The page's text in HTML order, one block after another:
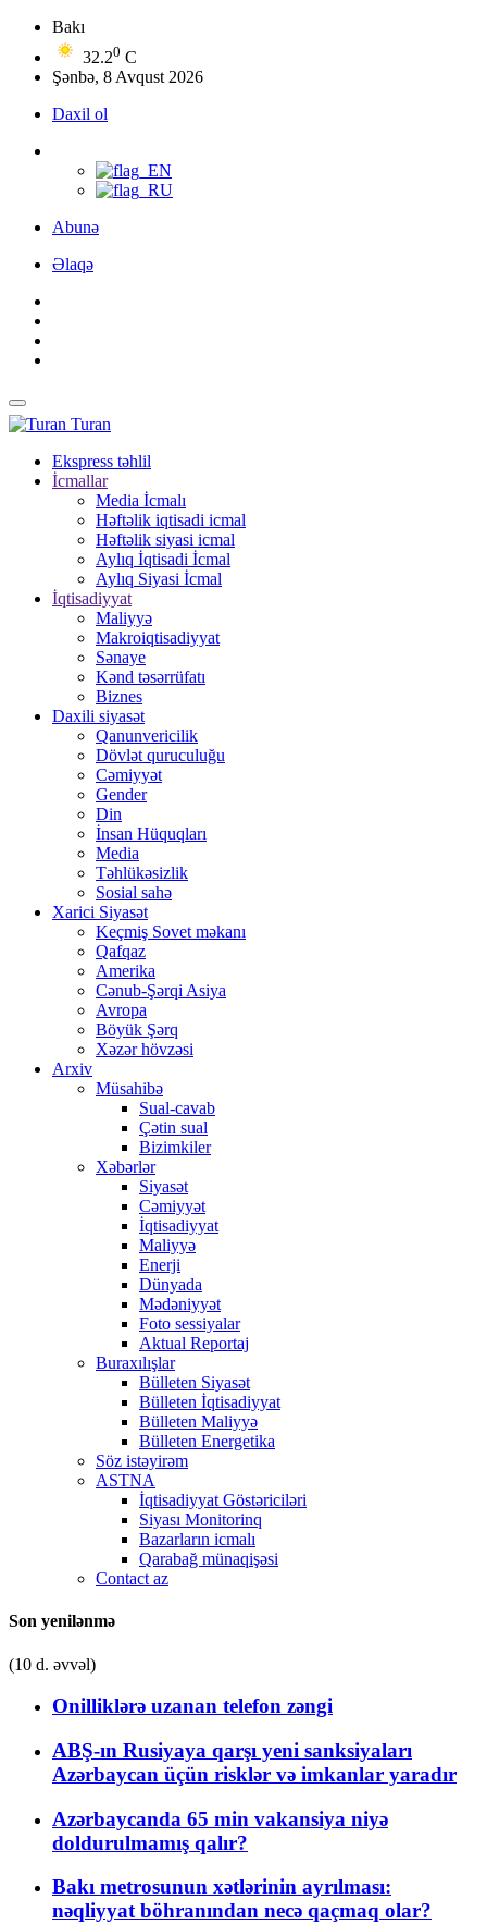
Bakı
32.20 C
Şənbə, 8 Avqust 2026
Daxil ol
Abunə
Əlaqə
Turan
Ekspress təhlil
İcmallar
Media İcmalı
Həftəlik iqtisadi icmal
Həftəlik siyasi icmal
Aylıq İqtisadi İcmal
Aylıq Siyasi İcmal
İqtisadiyyat
Maliyyə
Makroiqtisadiyyat
Sənaye
Kənd təsərrüfatı
Biznes
Daxili siyasət
Qanunvericilik
Dövlət quruculuğu
Cəmiyyət
Gender
Din
İnsan Hüquqları
Media
Təhlükəsizlik
Sosial sahə
Xarici Siyasət
Keçmiş Sovet məkanı
Qafqaz
Amerika
Cənub-Şərqi Asiya
Avropa
Böyük Şərq
Xəzər hövzəsi
Arxiv
Müsahibə
Sual-cavab
Çətin sual
Bizimkiler
Xəbərlər
Siyasət
Cəmiyyət
İqtisadiyyat
Maliyyə
Enerji
Dünyada
Mədəniyyət
Foto sessiyalar
Aktual Reportaj
Buraxılışlar
Bülleten Siyasət
Bülleten İqtisadiyyat
Bülleten Maliyyə
Bülleten Energetika
Söz istəyirəm
ASTNA
İqtisadiyyat Göstəriciləri
Siyası Monitorinq
Bazarların icmalı
Qarabağ münaqişəsi
Contact az
Son yenilənmə
(10 d. əvvəl)
Onilliklərə uzanan telefon zəngi
ABŞ-ın Rusiyaya qarşı yeni sanksiyaları
Azərbaycan üçün risklər və imkanlar yaradır
Azərbaycanda 65 min vakansiya niyə
doldurulmamış qalır?
Bakı metrosunun xətlərinin ayrılması:
nəqliyyat böhranından necə qaçmaq olar?